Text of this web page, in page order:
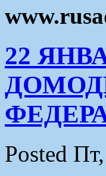
22
Posted